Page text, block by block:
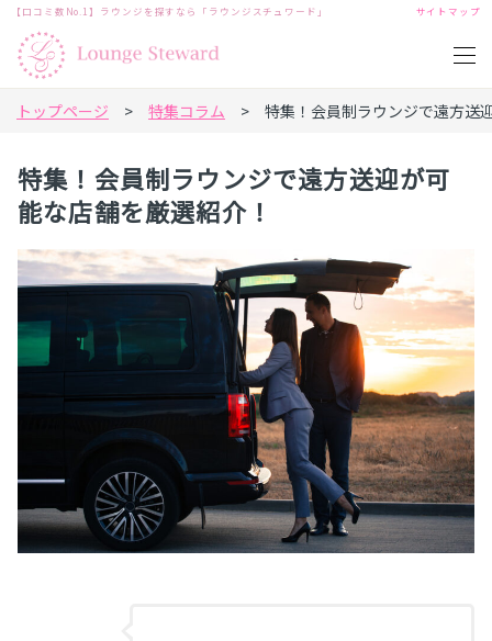
【口コミ数No.1】ラウンジを探すなら「ラウンジスチュワード」 サイトマップ
トップページ > 特集コラム > 特集！会員制ラウンジで遠方送
特集！会員制ラウンジで遠方送迎が可
能な店舗を厳選紹介！